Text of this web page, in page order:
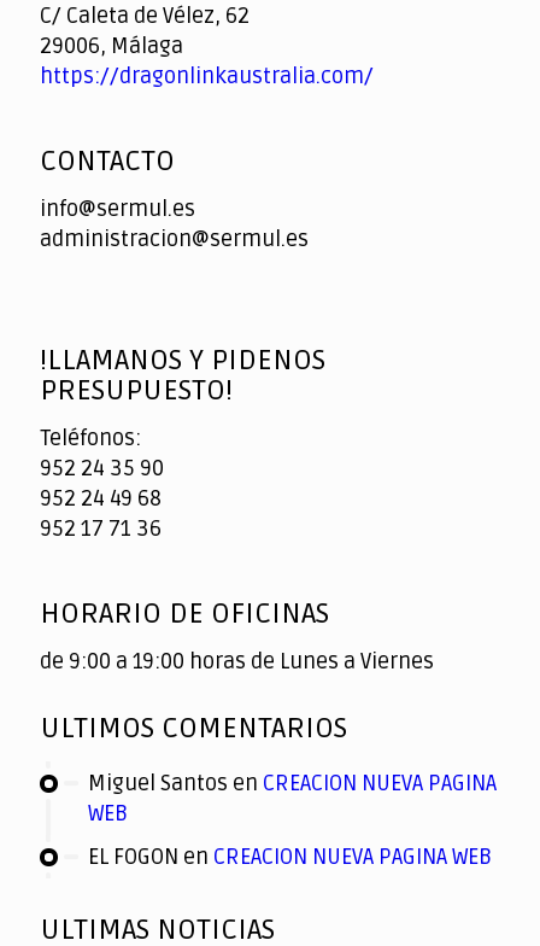
C/ Caleta de Vélez, 62
29006, Málaga
https://dragonlinkaustralia.com/
CONTACTO
info@sermul.es
administracion@sermul.es
!LLAMANOS Y PIDENOS
PRESUPUESTO!
Teléfonos:
952 24 35 90
952 24 49 68
952 17 71 36
HORARIO DE OFICINAS
de 9:00 a 19:00 horas de Lunes a Viernes
ULTIMOS COMENTARIOS
Miguel Santos en CREACION NUEVA PAGINA
WEB
EL FOGON en CREACION NUEVA PAGINA WEB
ULTIMAS NOTICIAS